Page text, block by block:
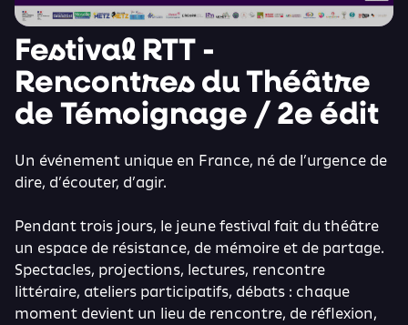
Festival RTT -
Rencontres du Théâtre
de Témoignage / 2e édit
Un événement unique en France, né de l’urgence de
dire, d’écouter, d’agir.
Pendant trois jours, le jeune festival fait du théâtre
un espace de résistance, de mémoire et de partage.
Spectacles, projections, lectures, rencontre
littéraire, ateliers participatifs, débats : chaque
moment devient un lieu de rencontre, de réflexion,